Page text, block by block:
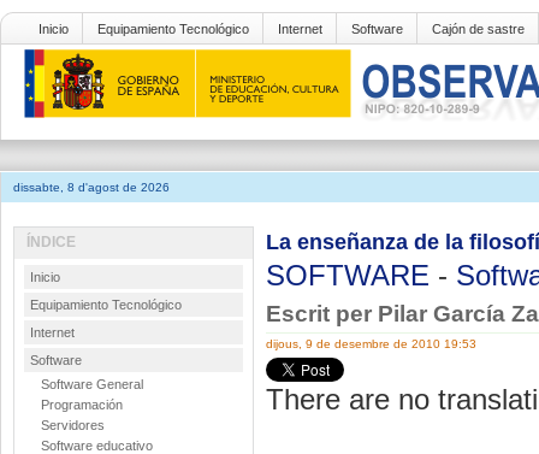
Inicio Equipamiento Tecnológico Internet Software Cajón de sastre
dissabte, 8 d'agost de 2026
La enseñanza de la
SOFTWARE -
Escrit per Pilar García
dijous, 9 de desembre de 2010 19:53
There are no
ÍNDICE
Inicio
Equipamiento Tecnológico
Internet
Software
Software General
Programación
Servidores
Software educativo